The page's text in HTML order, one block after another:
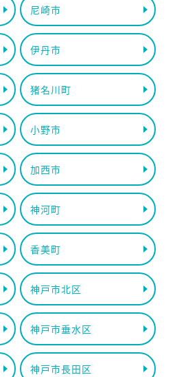
尼崎市
伊丹市
猪名川町
小野市
加西市
神河町
香美町
神戸市北区
神戸市垂水区
神戸市長田区